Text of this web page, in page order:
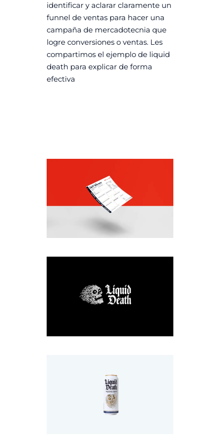
identificar y aclarar claramente un
funnel de ventas para hacer una
campaña de mercadotecnia que
logre conversiones o ventas. Les
compartimos el ejemplo de liquid
death para explicar de forma
efectiva